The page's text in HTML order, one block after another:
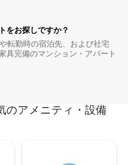
をお探しですか？
転勤時の宿泊先、および社宅
具完備のマンション・アパート
のアメニティ・設備